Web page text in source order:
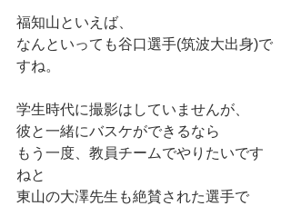
福知山といえば、
なんといっても谷口選手(筑波大出身)で
すね。
学生時代に撮影はしていませんが、
彼と一緒にバスケができるなら
もう一度、教員チームでやりたいです
ねと
東山の大澤先生も絶賛された選手で